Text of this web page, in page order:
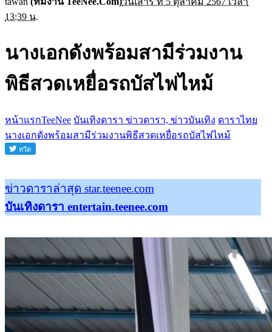
13:39 น.
นางเอกดังพร้อมสามีร่วมงาน
พิธีสวดเหยื่อรถบัสไฟไหม้
หน้าแรกTeeNee บันเทิงดารา ข่าวดารา, ข่าวบันเทิง ดาราไทย
นางเอกดังพร้อมสามีร่วมงานพิธีสวดเหยื่อรถบัสไฟไหม้
ข่าวดาราล่าสุด star.teenee.com
บันเทิงดารา entertain.teenee.com